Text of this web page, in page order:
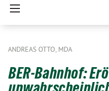
ANDREAS OTTO, MDA
BER-Bahnhof: